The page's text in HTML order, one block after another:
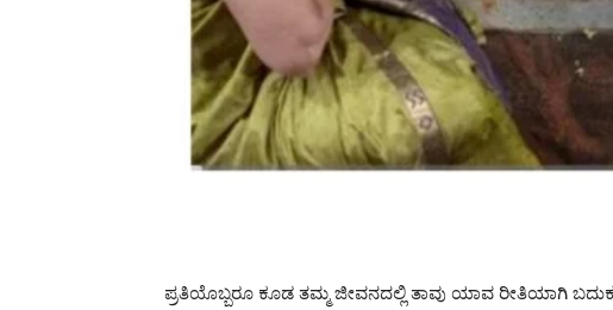
ಪ್ರತಿಯೊಬ್ಬರೂ ಕೂಡ ತಮ್ಮ ಜೀವನದಲ್ಲಿ ತಾವು ಯಾವ ರೀತಿಯಾಗಿ